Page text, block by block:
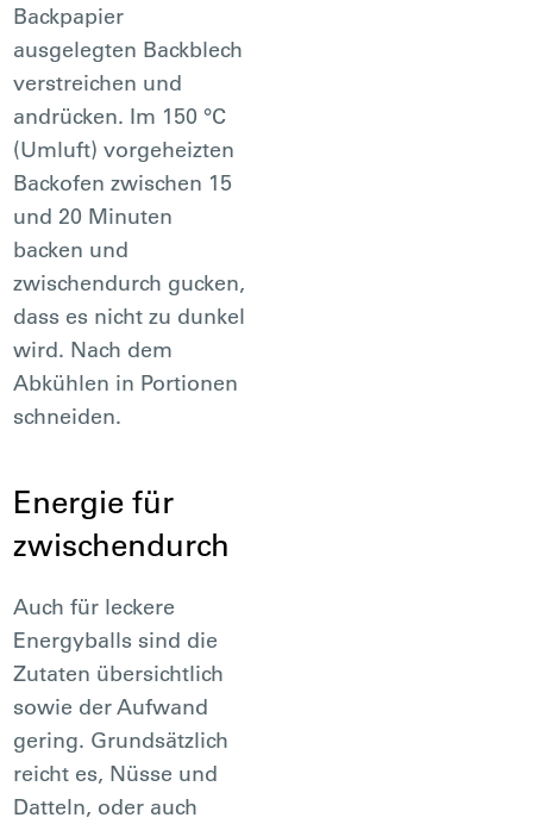
Backpapier
ausgelegten Backblech
verstreichen und
andrücken. Im 150 °C
(Umluft) vorgeheizten
Backofen zwischen 15
und 20 Minuten
backen und
zwischendurch gucken,
dass es nicht zu dunkel
wird. Nach dem
Abkühlen in Portionen
schneiden.
Energie für
zwischendurch
Auch für leckere
Energyballs sind die
Zutaten übersichtlich
sowie der Aufwand
gering. Grundsätzlich
reicht es, Nüsse und
Datteln, oder auch